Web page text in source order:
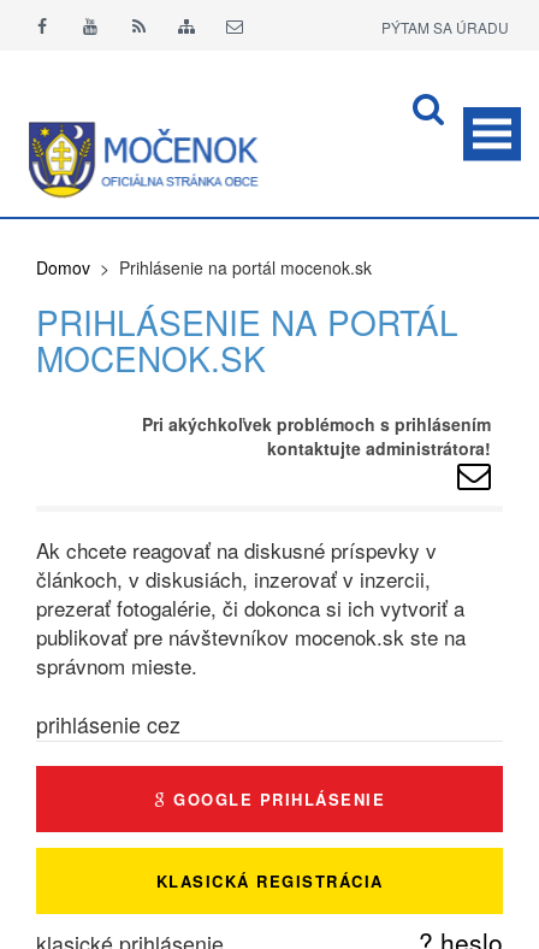
PÝTAM SA ÚRADU
Domov > Prihlásenie na portál mocenok.sk
PRIHLÁSENIE NA PORTÁL
MOCENOK.SK
Pri akýchkoľvek problémoch s prihlásením
kontaktujte administrátora!
Ak chcete reagovať na diskusné príspevky v
článkoch, v diskusiách, inzerovať v inzercii,
prezerať fotogalérie, či dokonca si ich vytvoriť a
publikovať pre návštevníkov mocenok.sk ste na
správnom mieste.
prihlásenie cez
GOOGLE PRIHLÁSENIE
KLASICKÁ REGISTRÁCIA
? heslo